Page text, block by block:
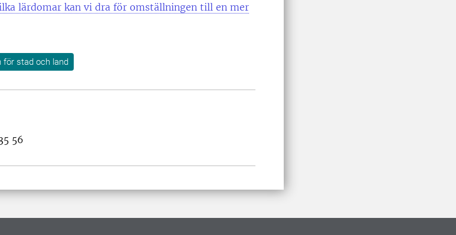
lärdomar kan vi dra för omställningen till en mer
för stad och land
56